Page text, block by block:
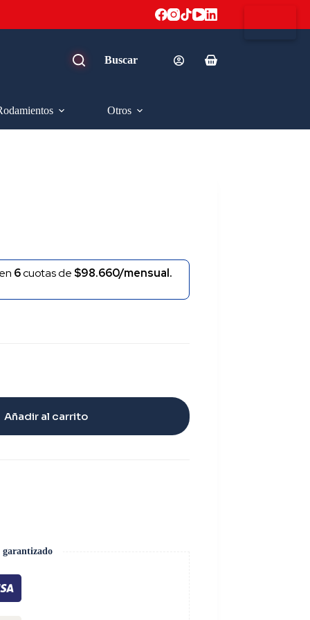
Carro
Otros
6cuotas de $98.660/mensual.
Añadir al carrito
garantizado